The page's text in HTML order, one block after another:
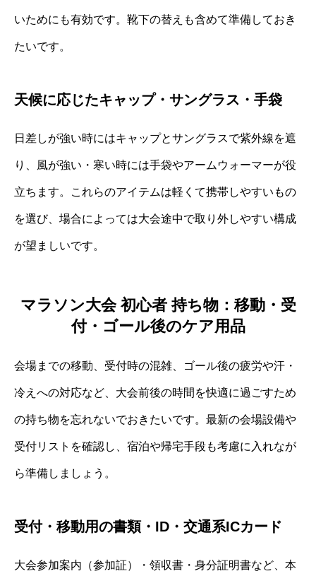
いためにも有効です。靴下の替えも含めて準備しておき
たいです。
天候に応じたキャップ・サングラス・手袋
日差しが強い時にはキャップとサングラスで紫外線を遮
り、風が強い・寒い時には手袋やアームウォーマーが役
立ちます。これらのアイテムは軽くて携帯しやすいもの
を選び、場合によっては大会途中で取り外しやすい構成
が望ましいです。
マラソン大会 初心者 持ち物：移動・受
付・ゴール後のケア用品
会場までの移動、受付時の混雑、ゴール後の疲労や汗・
冷えへの対応など、大会前後の時間を快適に過ごすため
の持ち物を忘れないでおきたいです。最新の会場設備や
受付リストを確認し、宿泊や帰宅手段も考慮に入れなが
ら準備しましょう。
受付・移動用の書類・ID・交通系ICカード
大会参加案内（参加証）・領収書・身分証明書など、本